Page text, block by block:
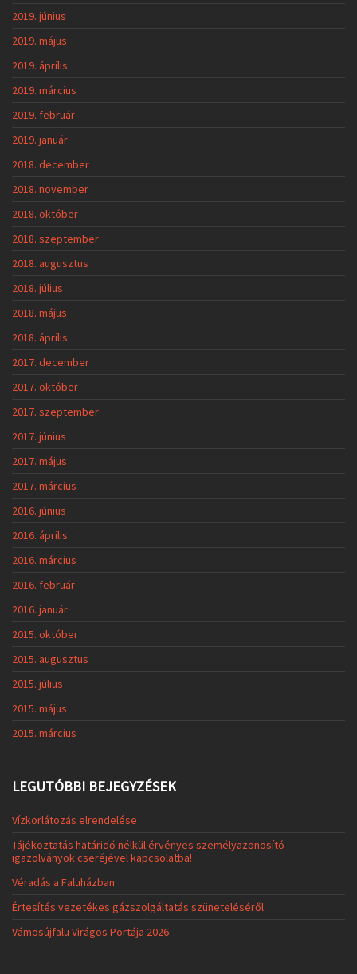
2019. június
2019. május
2019. április
2019. március
2019. február
2019. január
2018. december
2018. november
2018. október
2018. szeptember
2018. augusztus
2018. július
2018. május
2018. április
2017. december
2017. október
2017. szeptember
2017. június
2017. május
2017. március
2016. június
2016. április
2016. március
2016. február
2016. január
2015. október
2015. augusztus
2015. július
2015. május
2015. március
LEGUTÓBBI BEJEGYZÉSEK
Vízkorlátozás elrendelése
Tájékoztatás határidő nélkül érvényes személyazonosító
igazolványok cseréjével kapcsolatba!
Véradás a Faluházban
Értesítés vezetékes gázszolgáltatás szüneteléséről
Vámosújfalu Virágos Portája 2026